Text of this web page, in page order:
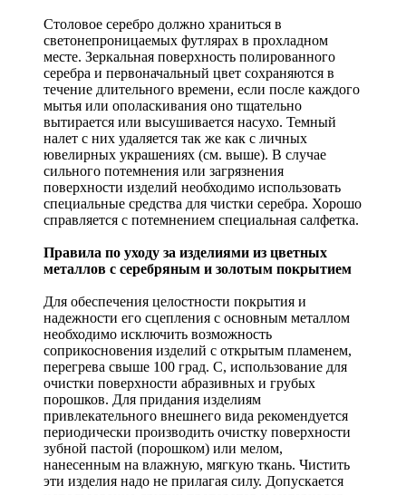
Столовое серебро должно храниться в
светонепроницаемых футлярах в прохладном
месте. Зеркальная поверхность полированного
серебра и первоначальный цвет сохраняются в
течение длительного времени, если после каждого
мытья или ополаскивания оно тщательно
вытирается или высушивается насухо. Темный
налет с них удаляется так же как с личных
ювелирных украшениях (см. выше). В случае
сильного потемнения или загрязнения
поверхности изделий необходимо использовать
специальные средства для чистки серебра. Хорошо
справляется с потемнением специальная салфетка.
Правила по уходу за изделиями из цветных
металлов с серебряным и золотым покрытием
Для обеспечения целостности покрытия и
надежности его сцепления с основным металлом
необходимо исключить возможность
соприкосновения изделий с открытым пламенем,
перегрева свыше 100 град. С, использование для
очистки поверхности абразивных и грубых
порошков. Для придания изделиям
привлекательного внешнего вида рекомендуется
периодически производить очистку поверхности
зубной пастой (порошком) или мелом,
нанесенным на влажную, мягкую ткань. Чистить
эти изделия надо не прилагая силу. Допускается